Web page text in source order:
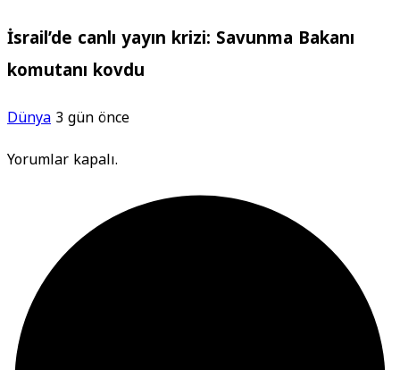
İsrail’de canlı yayın krizi: Savunma Bakanı
komutanı kovdu
Dünya3 gün önce
Yorumlar kapalı.